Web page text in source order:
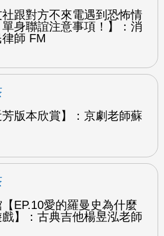
社跟對方不來電遇到恐怖情
單身聯誼注意事項！】：消
師 FM
芳版本欣賞】：京劇老師蘇
EP.10愛的羅曼史為什麼
】：古典吉他楊昱泓老師